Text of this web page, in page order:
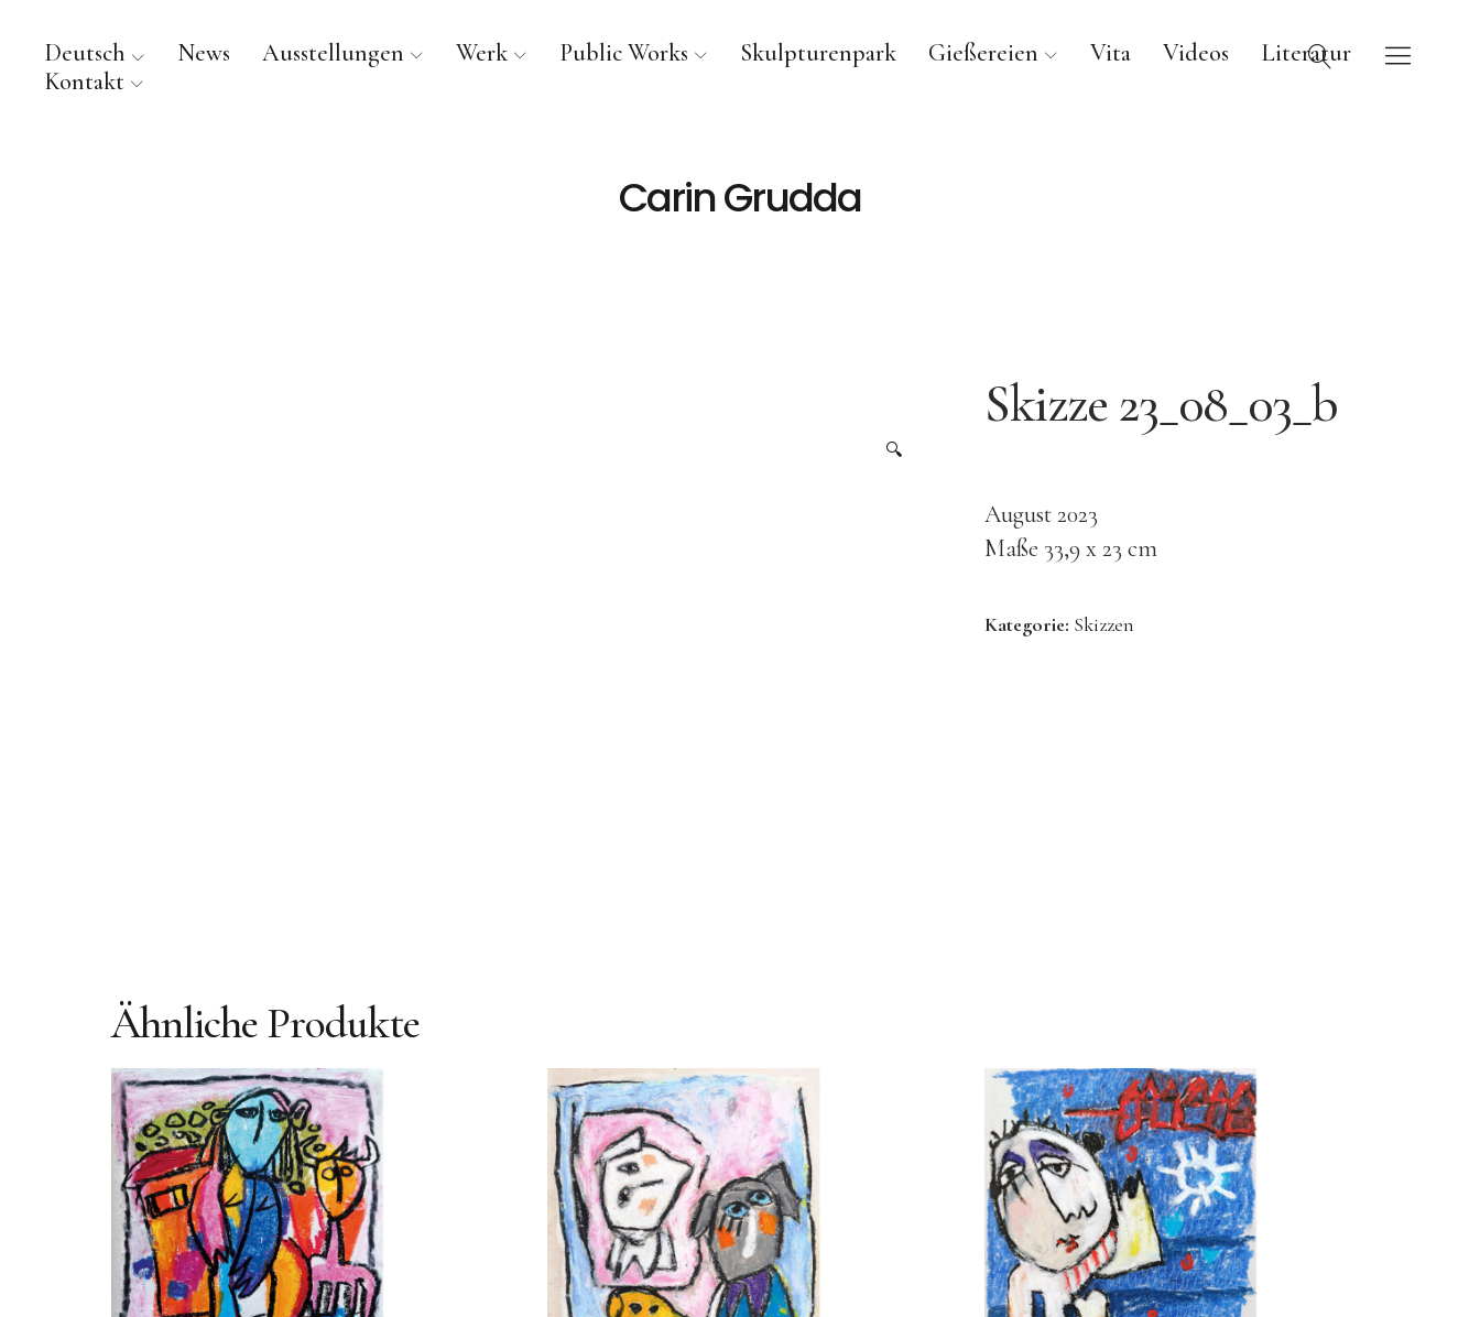
Deutsch News Ausstellungen Werk Public Works Skulpturenpark Gießereien Vita Videos
Literatur
Kontakt
Carin Grudda
🔍
Skizze 23_08_03_b
August 2023
Maße 33,9 x 23 cm
Kategorie: Skizzen
Ähnliche Produkte